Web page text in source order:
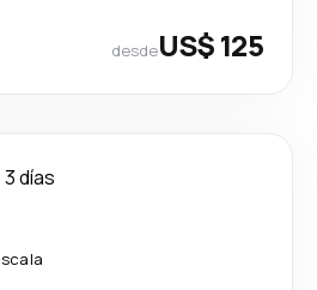
desdeUS$ 125
3 días